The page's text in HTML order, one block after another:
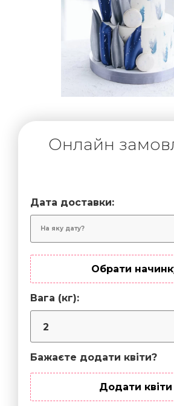
Онлайн
Дата доставки:
Обрати
Вага (кг):
Бажаєте додати квіти?
Додати квіти